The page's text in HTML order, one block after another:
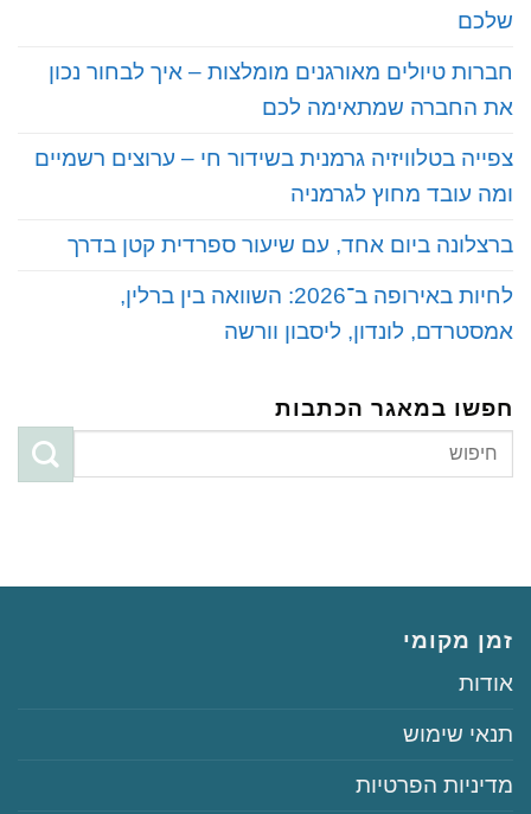
שלכם
‏חברות טיולים מאורגנים מומלצות – איך לבחור נכון
את החברה שמתאימה לכם
‏צפייה בטלוויזיה גרמנית בשידור חי – ערוצים רשמיים
ומה עובד מחוץ לגרמניה
‏ברצלונה ביום אחד, עם שיעור ספרדית קטן בדרך
‏לחיות באירופה ב־2026: השוואה בין ברלין,
אמסטרדם, לונדון, ליסבון וורשה
חפשו במאגר הכתבות
זמן מקומי
‏‏אודות
‏‏תנאי שימוש
‏‏מדיניות הפרטיות